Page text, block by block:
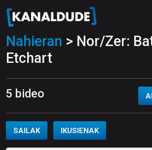
Nahieran > Nor/Zer:
Etchart
5 bideo
SAILAK IKUSIENAK